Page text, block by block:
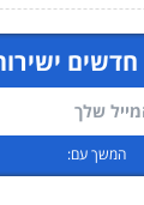
המשך עם: